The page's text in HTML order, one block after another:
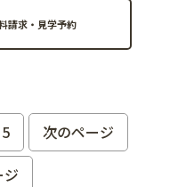
5
次のページ
ジ